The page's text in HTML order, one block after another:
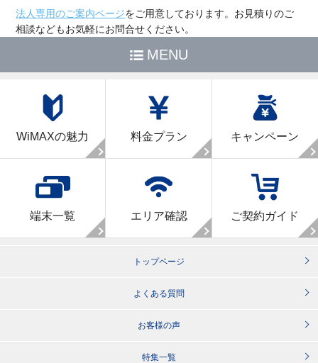
法人専用のご案内ページをご用意しております。お見積りのご
相談などもお気軽にお問合せください。
MENU
WiMAXの魅力 料金プラン キャンペーン
端末一覧 エリア確認 ご契約ガイド
トップページ
よくある質問
お客様の声
特集一覧